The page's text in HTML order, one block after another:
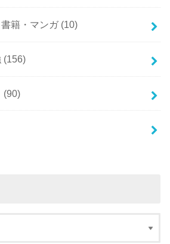
籍・マンガ (10)
(156)
(90)